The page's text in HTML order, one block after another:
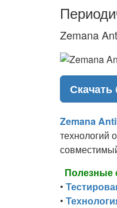
Zemana
Скачать
Zemana
технологий
Полезные
•
•